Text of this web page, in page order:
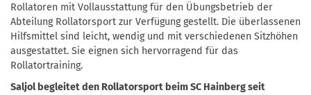
Rollatoren mit Vollausstattung für den Übungsbetrieb der
Abteilung Rollatorsport zur Verfügung gestellt. Die überlassenen
Hilfsmittel sind leicht, wendig und mit verschiedenen Sitzhöhen
ausgestattet. Sie eignen sich hervorragend für das
Rollatortraining.
Saljol begleitet den Rollatorsport beim SC Hainberg seit